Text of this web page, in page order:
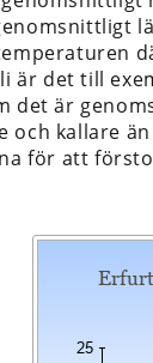
är det till
det är
och kallare
för att